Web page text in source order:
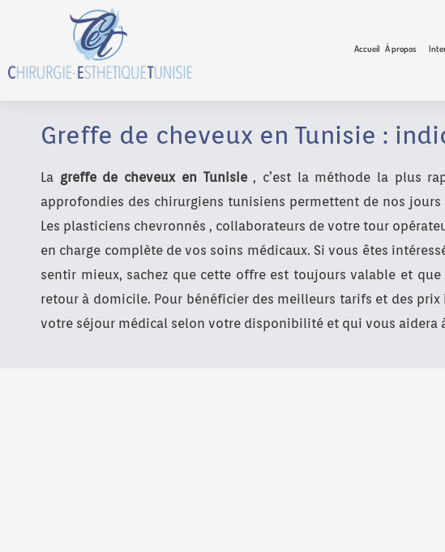
Accueil À propos
Greffe de cheveux en Tunisie :
La greffe de cheveux en Tunisie, c’est la méthode la plus
approfondies des chirurgiens tunisiens permettent de nos
Les plasticiens chevronnés , collaborateurs de votre tour
en charge complète de vos soins médicaux. Si vous êtes
sentir mieux, sachez que cette offre est toujours valable et
retour à domicile. Pour bénéficier des meilleurs tarifs et des
votre séjour médical selon votre disponibilité et qui vous